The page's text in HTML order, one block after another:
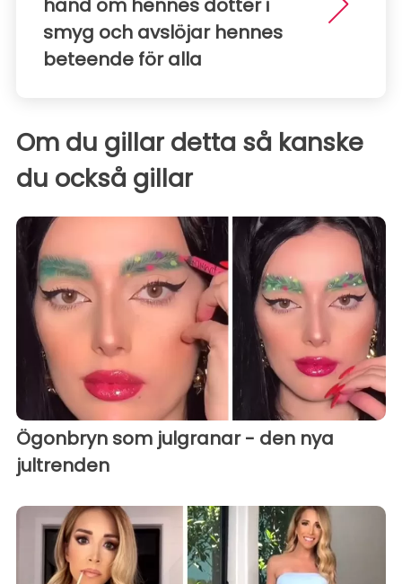
hand om hennes dotter i
smyg och avslöjar hennes
beteende för alla
Om du gillar detta så kanske
du också gillar
Ögonbryn som julgranar - den nya
jultrenden